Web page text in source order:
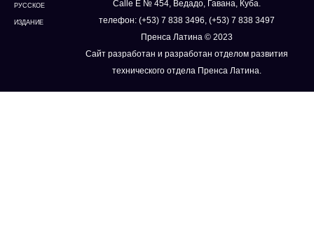
РУССКОЕ
ИЗДАНИЕ
Calle E № 454, Ведадо, Гавана, Куба.
телефон: (+53) 7 838 3496, (+53) 7 838 3497
Пренса Латина © 2023
Сайт разработан и разработан отделом развития
технического отдела Пренса Латина.